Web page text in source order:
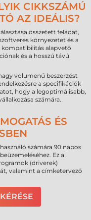
CIKKSZÁMÚ
AZ IDEÁLIS?
összetett feladat,
környezetet és a
alapvető
és a hosszú távú
volumenű beszerzést
a specifikációk
hogy a legoptimálisabb,
számára.
ÉS
számára 90 napos
Ez a
(driverek)
valamint a címketervező